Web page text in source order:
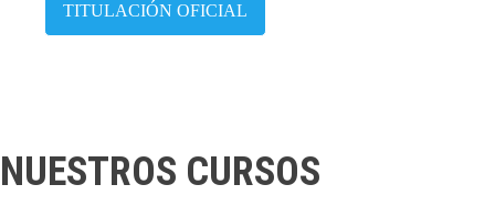
TITULACIÓN OFICIAL
NUESTROS CURSOS